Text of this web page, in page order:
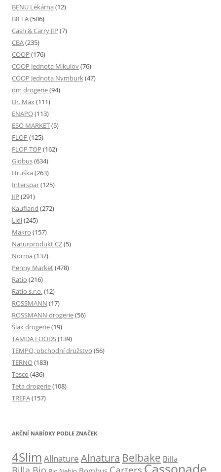
BENU Lékárna (12)
BILLA(506)
Cash & Carry JIP (7)
CBA(235)
COOP (176)
COOP Jednota Mikulov(76)
COOP Jednota Nymburk(47)
dm drogerie(94)
Dr. Max(111)
ENAPO(113)
ESO MARKET(5)
FLOP (125)
FLOP TOP (162)
Globus(634)
Hruška (263)
Interspar(125)
JIP (291)
Kaufland (272)
Lidl(245)
Makro (157)
Naturprodukt CZ(5)
Norma (137)
Penny Market(478)
Ratio (216)
Ratio s.r.o.(12)
ROSSMANN (17)
ROSSMANN drogerie(56)
Šlak drogerie(19)
TAMDA FOODS(139)
TEMPO, obchodní družstvo (56)
TERNO(183)
Tesco (436)
Teta drogerie(108)
TREFA(157)
AKČNÍ NABÍDKY PODLE ZNAČEK
4Slim Allnature Alnatura Belbake Billa
Cassonade